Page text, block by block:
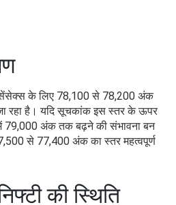
के लिए 78,100 से 78,200 अंक
जा रहा है। यदि सूचकांक इस स्तर के ऊपर
79,000 अंक तक बढ़ने की संभावना बन
से 77,400 अंक का स्तर महत्वपूर्ण
की स्थिति